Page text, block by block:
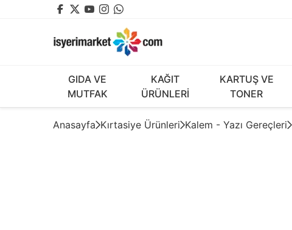
GIDA VE
MUTFAK
KAĞIT
ÜRÜNLERİ
KARTUŞ VE
TONER
Anasayfa Kırtasiye Ürünleri Kalem - Yazı Gereçleri